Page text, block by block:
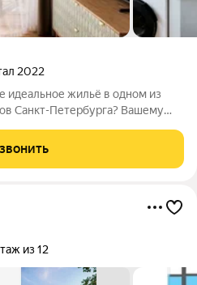
2022
идеальное жильё в одном из
Санкт-Петербурга? Вашему
м этаже современного жилого
из 12